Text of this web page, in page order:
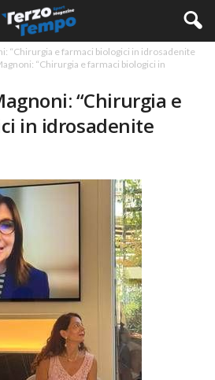
“Chirurgia e farmaci biologici in idrosadenite
“Chirurgia e farmaci biologici in
“Chirurgia e
in idrosadenite